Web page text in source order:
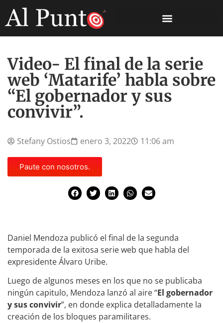
Video- El final de la serie
web ‘Matarife’ habla sobre
“El gobernador y sus
convivir”.
Stefany Ostios enero 3, 2022 11:06 am
Paute con nosotros.
Daniel Mendoza publicó el final de la segunda
temporada de la exitosa serie web que habla del
expresidente Álvaro Uribe.
Luego de algunos meses en los que no se publicaba
ningún capitulo, Mendoza lanzó al aire “El gobernador
y sus convivir”, en donde explica detalladamente la
creación de los bloques paramilitares.